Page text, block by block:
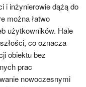
i inżynierowie dążą do
można łatwo
użytkowników. Hale
co oznacza
obiektu bez
prac
nowoczesnymi